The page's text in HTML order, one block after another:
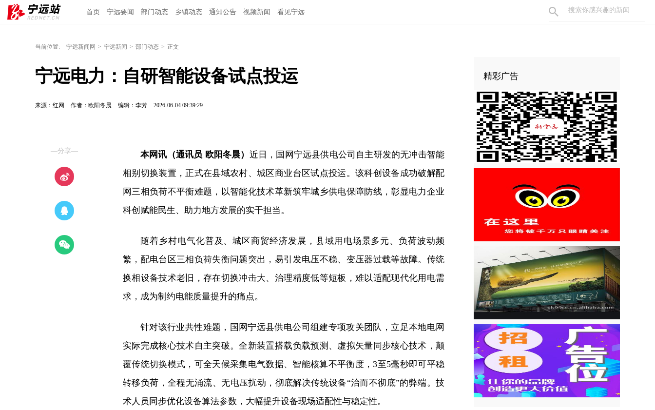
首页 宁远要闻 部门动态 乡镇动态 通知公告 视频新闻 看见宁远
当前位置: 宁远新闻网 > 宁远新闻 > 部门动态 > 正文
宁远电力：自研智能设备试点投运
来源：红网 作者：欧阳冬晨 编辑：李芳 2026-06-04 09:39:29
—分享— 本网讯（通讯员 欧阳冬晨） 近日，国网宁远县供电公司自主研发的无冲击智能
相别切换装置，正式在县域农村、城区商业台区试点投运。该科创设备成功破解配
网三相负荷不平衡难题，以智能化技术革新筑牢城乡供电保障防线，彰显电力企业
科创赋能民生、助力地方发展的实干担当。
随着乡村电气化普及、城区商贸经济发展，县域用电场景多元、负荷波动频
繁，配电台区三相负荷失衡问题突出，易引发电压不稳、变压器过载等故障。传统
换相设备技术老旧，存在切换冲击大、治理精度低等短板，难以适配现代化用电需
求，成为制约电能质量提升的痛点。
针对该行业共性难题，国网宁远县供电公司组建专项攻关团队，立足本地电网
实际完成核心技术自主突破。全新装置搭载负载预测、虚拟矢量同步核心技术，颠
覆传统切换模式，可全天候采集电气数据、智能核算不平衡度，3至5毫秒即可平稳
转移负荷，全程无涌流、无电压扰动，彻底解决传统设备“治而不彻底”的弊端。技
术人员同步优化设备算法参数，大幅提升设备现场适配性与稳定性。
精彩广告